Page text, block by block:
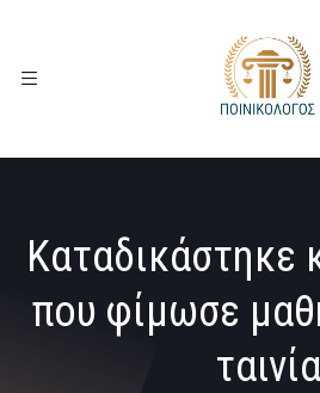
Καταδικάστηκε
που φίμωσε
ταινία